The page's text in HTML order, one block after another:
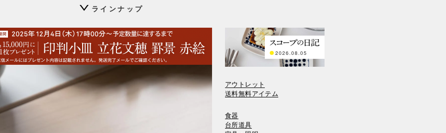
ラインナップ
2026.08.05
アウトレット
送料無料アイテム
食器
台所道具